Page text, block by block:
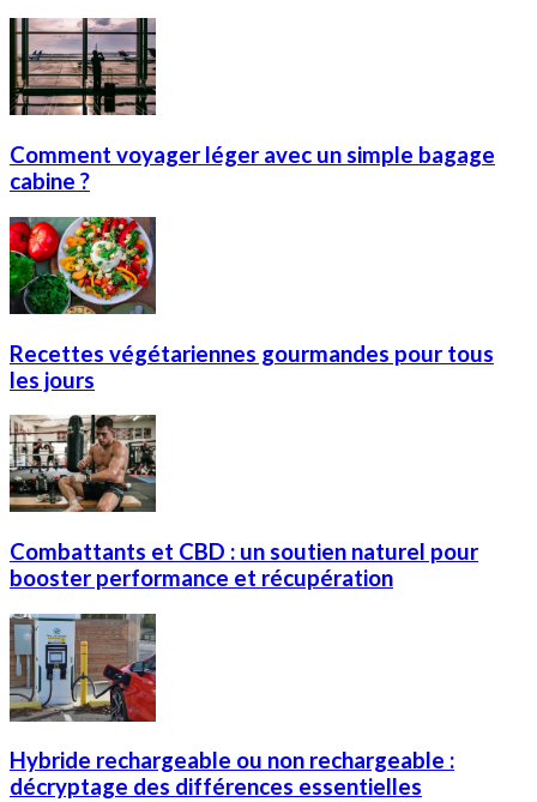
Comment voyager léger avec un simple bagage
cabine ?
Recettes végétariennes gourmandes pour tous
les jours
Combattants et CBD : un soutien naturel pour
booster performance et récupération
Hybride rechargeable ou non rechargeable :
décryptage des différences essentielles